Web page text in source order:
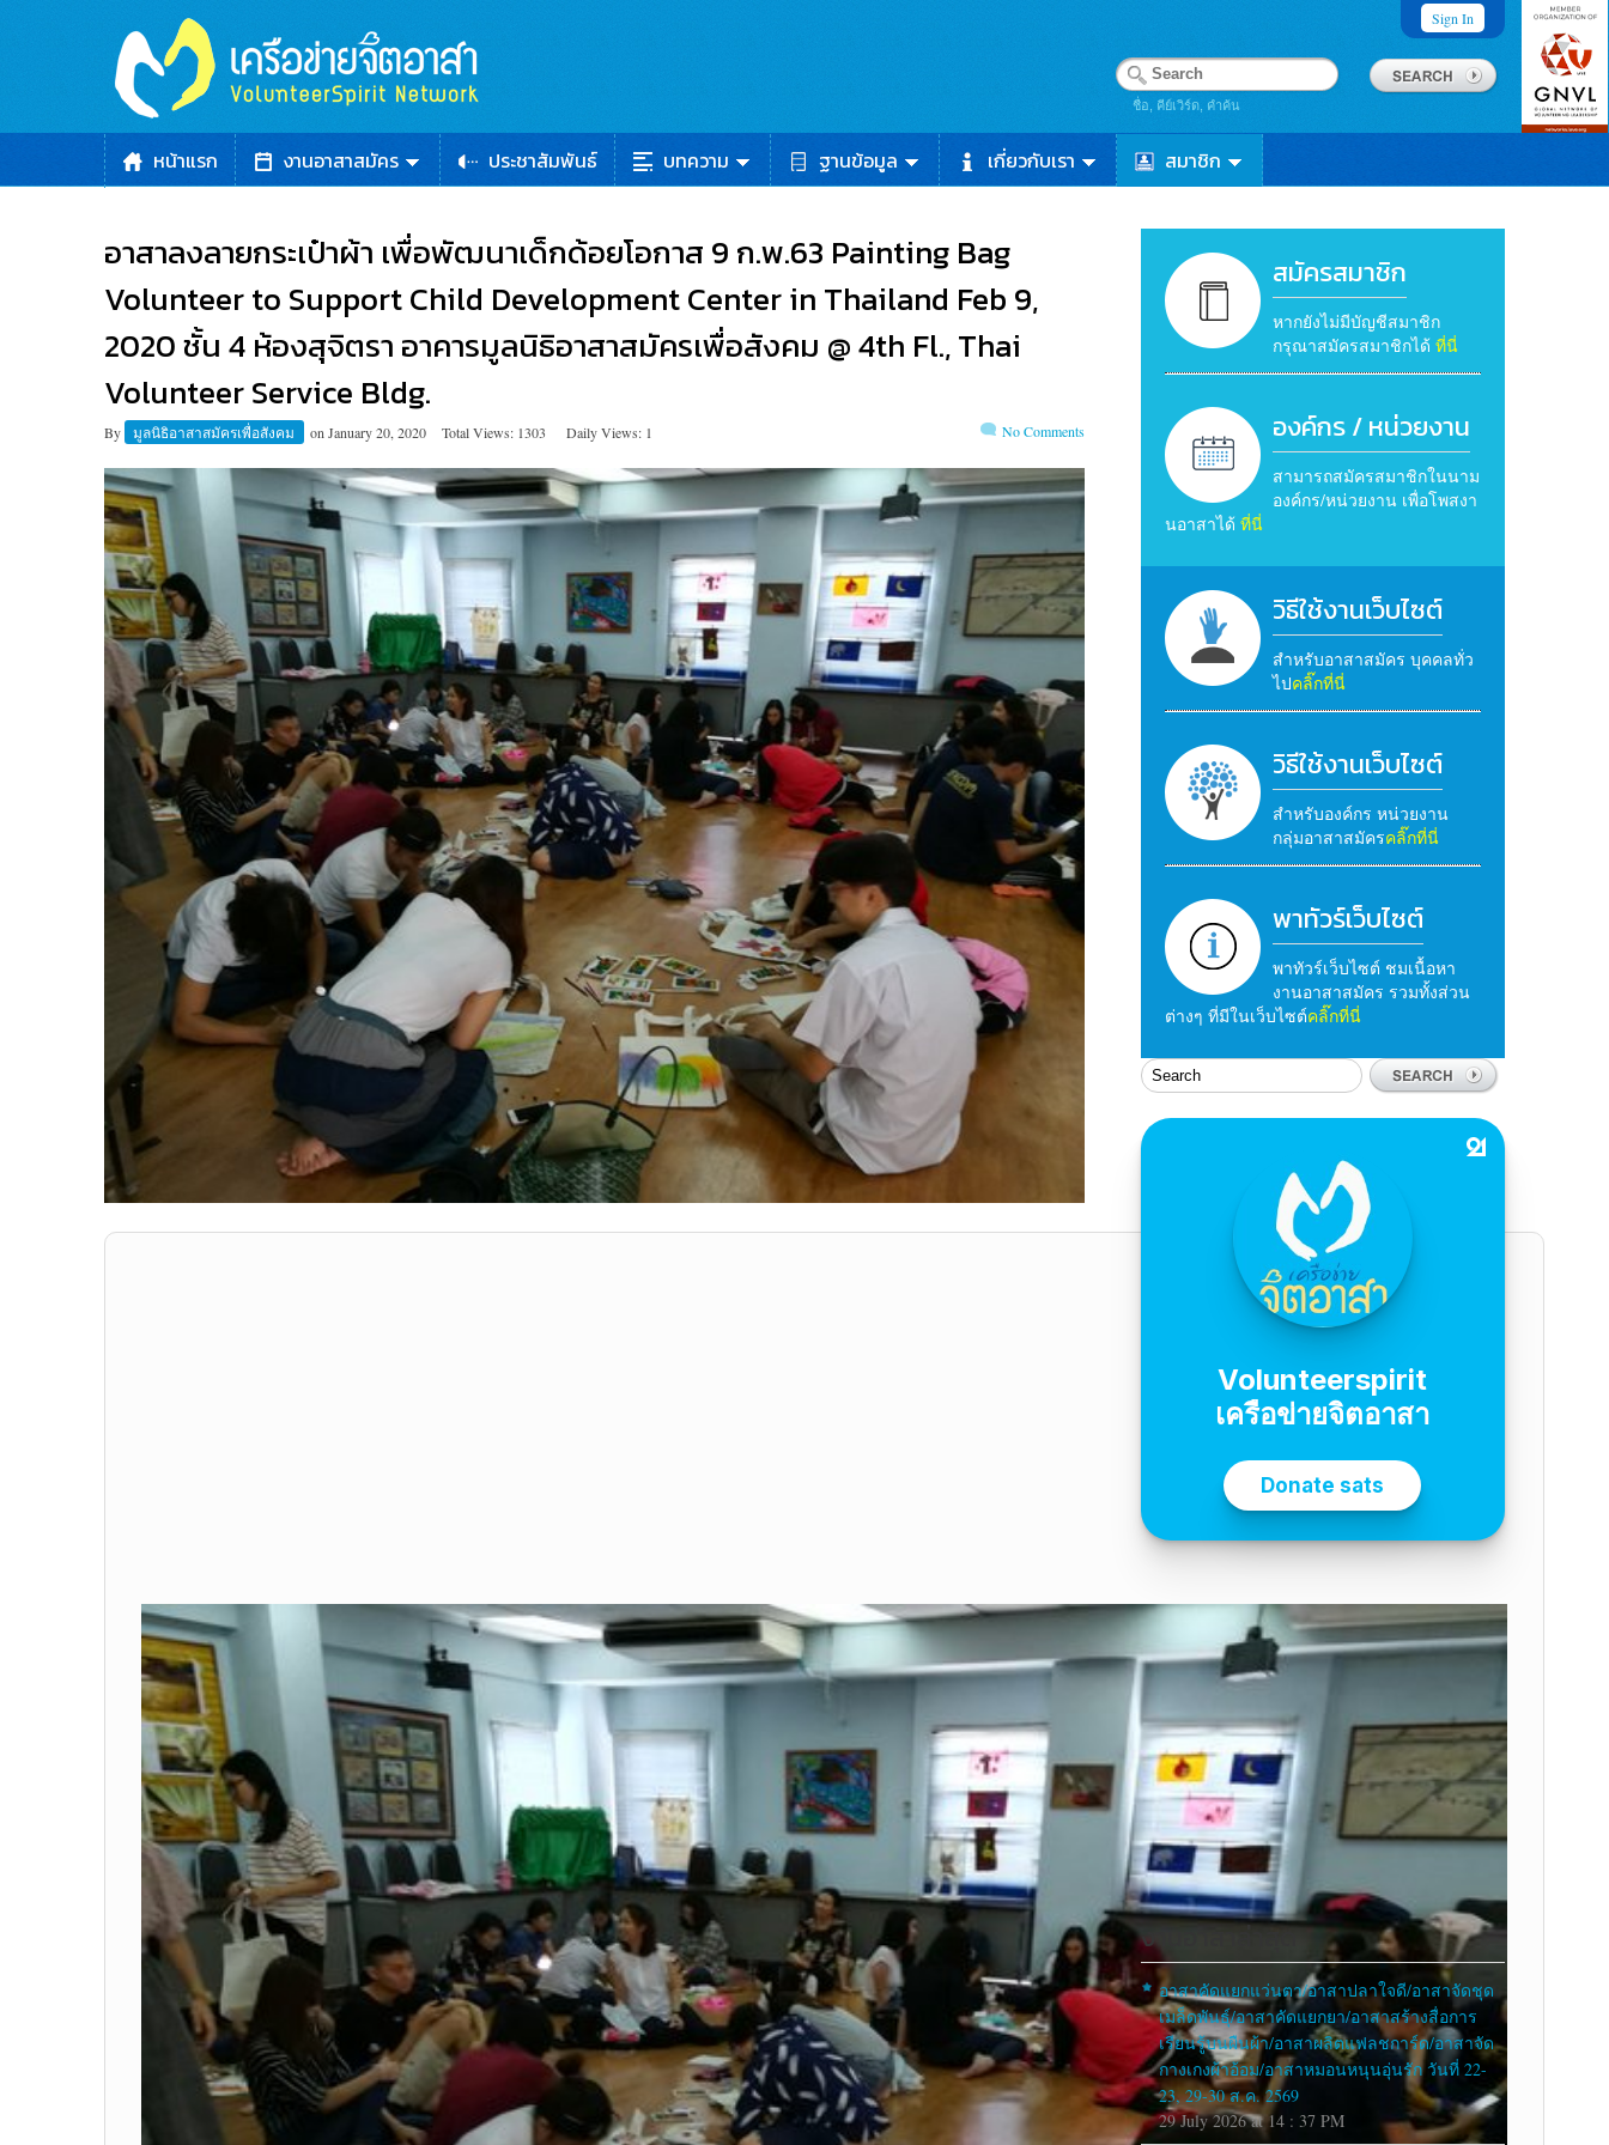
Sign In
ชื่อ, คีย์เวิร์ด, คำค้น
หน้าแรก งานอาสาสมัคร ประชาสัมพันธ์ บทความ ฐานข้อมูล เกี่ยวกับเรา สมาชิก
อาสาลงลายกระเป๋าผ้า เพื่อพัฒนาเด็กด้อยโอกาส 9 ก.พ.63 Painting Bag
Volunteer to Support Child Development Center in Thailand Feb 9,
2020 ชั้น 4 ห้องสุจิตรา อาคารมูลนิธิอาสาสมัครเพื่อสังคม @ 4th Fl., Thai
Volunteer Service Bldg.
By มูลนิธิอาสาสมัครเพื่อสังคม on January 20, 2020 Total Views: 1303 Daily Views: 1 No Comments
สมัครสมาชิก
หากยังไม่มีบัญชีสมาชิก
กรุณาสมัครสมาชิกได้ ที่นี่
องค์กร / หน่วยงาน
สามารถสมัครสมาชิกในนาม
องค์กร/หน่วยงาน เพื่อโพสงา
นอาสาได้ ที่นี่
วิธีใช้งานเว็บไซต์
สำหรับอาสาสมัคร บุคคลทั่ว
ไปคลิ๊กที่นี่
วิธีใช้งานเว็บไซต์
สำหรับองค์กร หน่วยงาน
กลุ่มอาสาสมัครคลิ๊กที่นี่
พาทัวร์เว็บไซต์
พาทัวร์เว็บไซต์ ชมเนื้อหา
งานอาสาสมัคร รวมทั้งส่วน
ต่างๆ ที่มีในเว็บไซต์คลิ๊กที่นี่
งานอาสาล่าสุด
อาสาคัดแยกแว่นตา/อาสาปลาใจดี/อาสาจัดชุด
เมล็ดพันธุ์/อาสาคัดแยกยา/อาสาสร้างสื่อการ
เรียนรู้บนผืนผ้า/อาสาผลิตแฟลชการ์ด/อาสาจัด
กางเกงผ้าอ้อม/อาสาหมอนหนุนอุ่นรัก วันที่ 22-
23, 29-30 ส.ค. 2569
29 July 2026 at 14 : 37 PM